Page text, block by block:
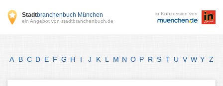
Stadtbranchenbuch München
ein Angebot von stadtbranchenbuch.de
in Konzession von
A B C D E F G H I J K L M N O P R S T U V W Y Z